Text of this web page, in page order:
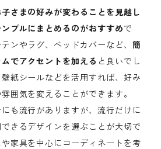
さまの好みが変わることを見越し
プルにまとめるのがおすすめで
ンやラグ、ベッドカバーなど、 簡
でアクセントを加える と良いでし
紙シールなどを活用すれば、好み
囲気を変えることができます。
も流行がありますが、流行だけに
きるデザインを選ぶことが大切で
家具を中心にコーディネートを考